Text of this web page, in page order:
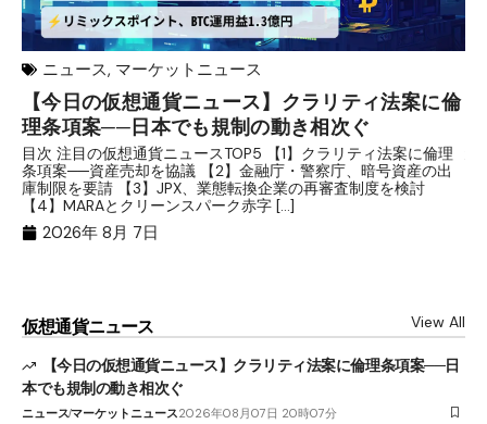
ニュース, マーケットニュース
【今日の仮想通貨ニュース】クラリティ法案に倫
理条項案──日本でも規制の動き相次ぐ
目次 注目の仮想通貨ニュースTOP5 【1】クラリティ法案に倫理
条項案──資産売却を協議 【2】金融庁・警察庁、暗号資産の出
庫制限を要請 【3】JPX、業態転換企業の再審査制度を検討
【4】MARAとクリーンスパーク赤字 […]
2026年 8月 7日
仮想通貨ニュース View All
【今日の仮想通貨ニュース】クラリティ法案に倫理条項案──日
本でも規制の動き相次ぐ
ニュースマーケットニュース2026年08月07日 20時07分